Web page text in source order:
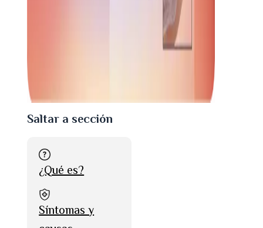
Saltar a sección
¿Qué es?
Síntomas y